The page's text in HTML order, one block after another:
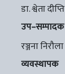
डा. श्वेता दीप्ति
उप–सम्पादक
रञ्जना निरौला
व्यवस्थापक